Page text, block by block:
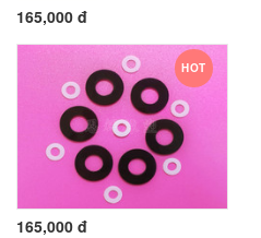
165,000 đ
HOT
165,000 đ